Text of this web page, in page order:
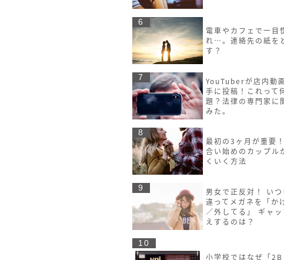
6
電車やカフェで一目
れ…。連絡先の紙を
す？
7
YouTuberが店内動
手に投稿！これって
題？法律の専門家に
みた。
8
最初の3ヶ月が重要
合い始めのカップル
くいく方法
9
男女で正反対！ いつ
違ってメガネを「か
／外してる」 ギャッ
えするのは？
10
小学校ではなぜ「2B